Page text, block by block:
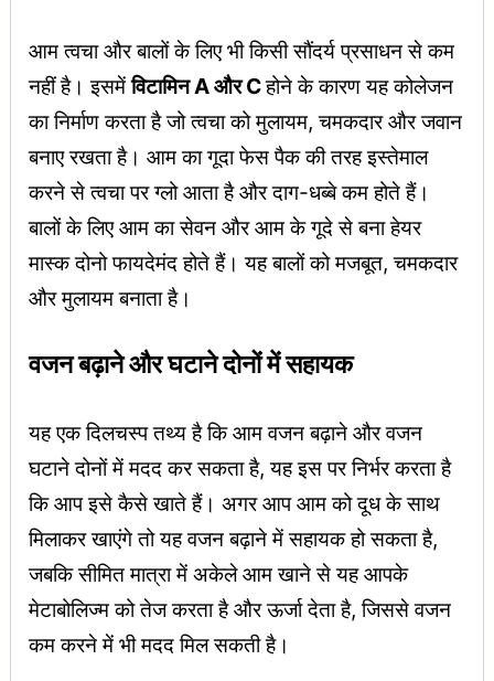
आम त्वचा और बालों के लिए भी किसी सौंदर्य प्रसाधन से कम
नहीं है। इसमेंविटामिन A और Cहोने के कारण यह कोलेजन
का निर्माण करता है जो त्वचा को मुलायम, चमकदार और जवान
बनाए रखता है। आम का गूदा फेस पैक की तरह इस्तेमाल
करने से त्वचा पर ग्लो आता है और दाग-धब्बे कम होते हैं।
बालों के लिए आम का सेवन और आम के गूदे से बना हेयर
मास्क दोनो फायदेमंद होते हैं। यह बालों को मजबूत, चमकदार
और मुलायम बनाता है।
वजन बढ़ाने और घटाने दोनों में सहायक
यह एक दिलचस्प तथ्य है कि आम वजन बढ़ाने और वजन
घटाने दोनों में मदद कर सकता है, यह इस पर निर्भर करता है
कि आप इसे कैसे खाते हैं। अगर आप आम को दूध के साथ
मिलाकर खाएंगे तो यह वजन बढ़ाने में सहायक हो सकता है,
जबकि सीमित मात्रा में अकेले आम खाने से यह आपके
मेटाबोलिज्म को तेज करता है और ऊर्जा देता है, जिससे वजन
कम करने में भी मदद मिल सकती है।